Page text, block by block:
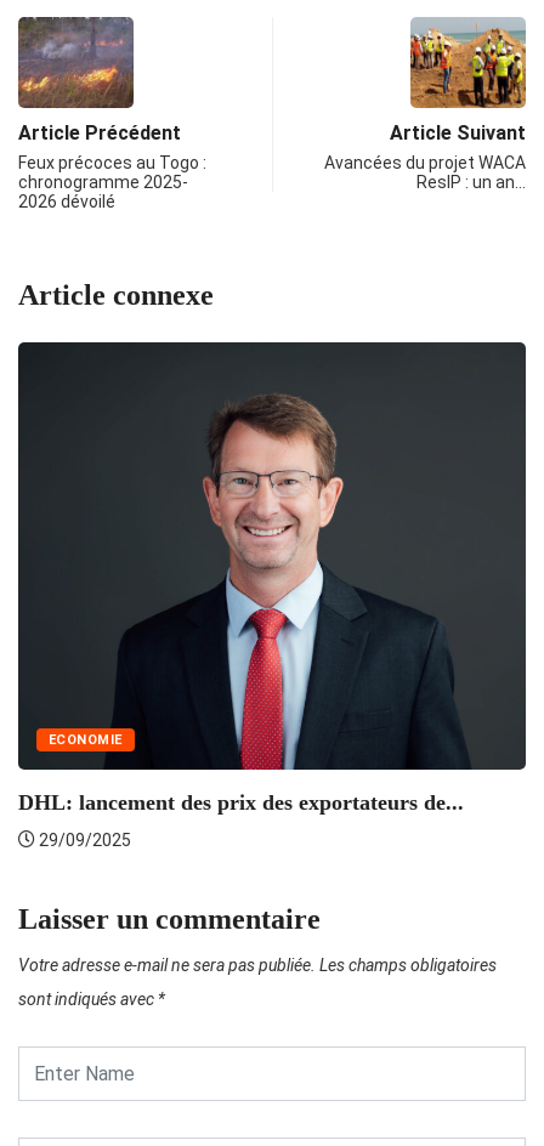
Article Précédent
Feux précoces au Togo :
chronogramme 2025-
2026 dévoilé
Article Suivant
Avancées du projet WACA
ResIP : un an…
Article connexe
ECONOMIE
DHL: lancement des prix des exportateurs de...
29/09/2025
Laisser un commentaire
Votre adresse e-mail ne sera pas publiée. Les champs obligatoires
sont indiqués avec *